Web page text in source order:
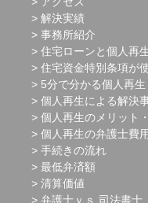
解決実績
事務所紹介
住宅ローンと個人再
住宅資金特別条項が
5分で分かる個人再生
個人再生による解決
個人再生のメリット
個人再生の弁護士費
手続きの流れ
最低弁済額
清算価値
弁護士ｖｓ.司法書